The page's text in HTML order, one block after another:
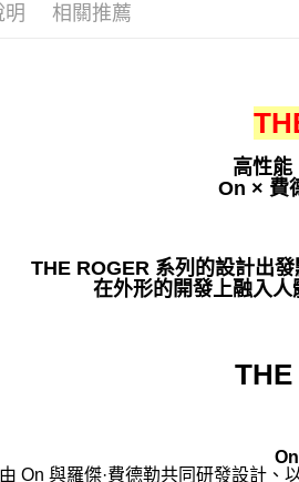
明 相關推薦
高性能
On × 費
THE ROGER 系列的設計出
在外形的開發上融入人
On 與羅傑·費德勒共同研發設計、